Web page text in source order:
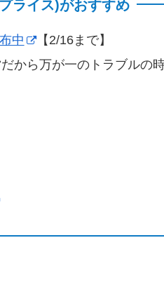
ライス)がおすすめ
中
【2/16まで】
から万が一のトラブルの